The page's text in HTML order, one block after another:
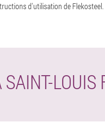
d'utilisation de Flekosteel.
LOUIS